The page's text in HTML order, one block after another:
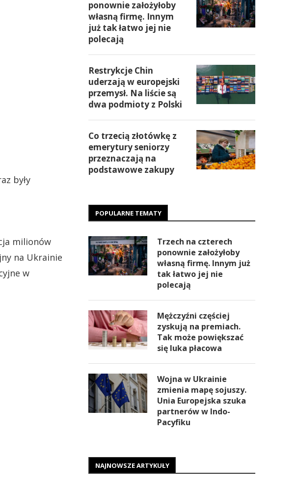
były
milionów
na Ukrainie
w
ponownie założyłoby
własną firmę. Innym
już tak łatwo jej nie
polecają
Restrykcje Chin
uderzają w europejski
przemysł. Na liście są
dwa podmioty z Polski
Co trzecią złotówkę z
emerytury seniorzy
przeznaczają na
podstawowe zakupy
POPULARNE TEMATY
Trzech na czterech
ponownie założyłoby
własną firmę. Innym już
tak łatwo jej nie
polecają
Mężczyźni częściej
zyskują na premiach.
Tak może powiększać
się luka płacowa
Wojna w Ukrainie
zmienia mapę sojuszy.
Unia Europejska szuka
partnerów w Indo-
Pacyfiku
NAJNOWSZE ARTYKUŁY